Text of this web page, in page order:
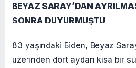
BEYAZ SARAY’DAN
SONRA DUYURMUŞTU
83 yaşındaki Biden, Beyaz
üzerinden dört aydan kısa bir